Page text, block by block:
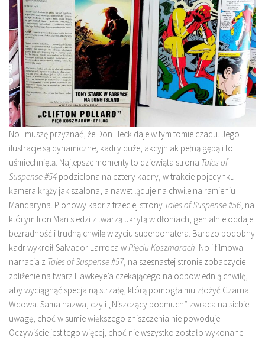
No i muszę przyznać, że Don Heck daje w tym tomie czadu. Jego
ilustracje są dynamiczne, kadry duże, akcyjniak pełną gębą i to
uśmiechniętą. Najlepsze momenty to dziewiąta strona Tales of
Suspense #54 podzielona na cztery kadry, w trakcie pojedynku
kamera krąży jak szalona, a nawet ląduje na chwile na ramieniu
Mandaryna. Pionowy kadr z trzeciej strony Tales of Suspense #56 , na
którym Iron Man siedzi z twarzą ukrytą w dłoniach, genialnie oddaje
bezradność i trudną chwilę w życiu superbohatera. Bardzo podobny
kadr wykroił Salvador Larroca wPięciu Koszmarach . No i filmowa
narracja z Tales of Suspense #57, na szesnastej stronie zobaczycie
zbliżenie na twarz Hawkeye’a czekającego na odpowiednią chwilę,
aby wyciągnąć specjalną strzałę, którą pomogła mu złożyć Czarna
Wdowa. Sama nazwa, czyli „Niszczący podmuch” zwraca na siebie
uwagę, choć w sumie większego zniszczenia nie powoduje.
Oczywiście jest tego więcej, choć nie wszystko zostało wykonane